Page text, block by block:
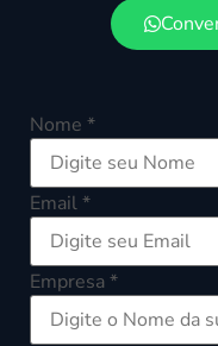
dedicado
apenas
Nome *
Email *
Empresa *